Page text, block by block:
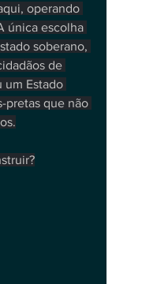
operando
única escolha
soberano,
de
um Estado
pretas que não